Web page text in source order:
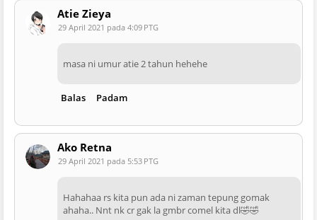
Atie Zieya
29 April 2021 pada 4:09 PTG
masa ni umur atie 2 tahun hehehe
Balas Padam
Ako Retna
29 April 2021 pada 5:53 PTG
Hahahaa rs kita pun ada ni zaman tepung gomak
ahaha.. Nnt nk cr gak la gmbr comel kita dl🤣🤣